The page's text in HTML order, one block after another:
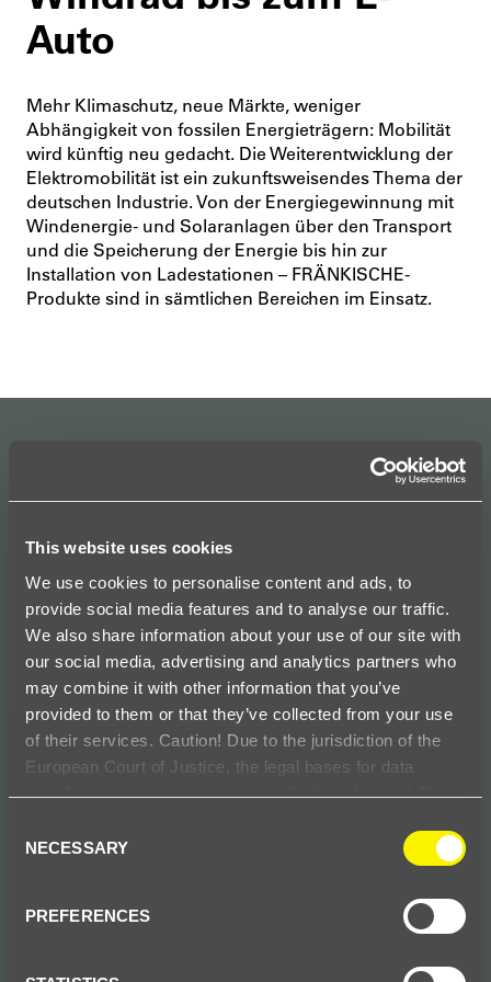
This website uses cookies
We use cookies to personalise content and ads, to
provide social media features and to analyse our traffic.
We also share information about your use of our site with
our social media, advertising and analytics partners who
may combine it with other information that you’ve
provided to them or that they’ve collected from your use
of their services. Caution! Due to the jurisdiction of the
European Court of Justice, the legal bases for data
transfer when using our social media has changed. By
transfer to the USA. Details on your consent can be
data
Selection
NECESSARY
PREFERENCES
Auto
Mehr Klimaschutz, neue Märkte, weniger
Abhängigkeit von fossilen Energieträgern: Mobilität
wird künftig neu gedacht. Die Weiterentwicklung der
Elektromobilität ist ein zukunftsweisendes Thema der
deutschen Industrie. Von der Energiegewinnung mit
Windenergie- und Solaranlagen über den Transport
und die Speicherung der Energie bis hin zur
Installation von Ladestationen – FRÄNKISCHE-
Produkte sind in sämtlichen Bereichen im Einsatz.
Lösungen
Lösungen